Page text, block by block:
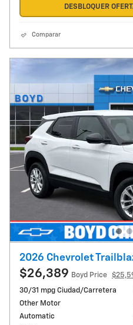
DESBLOQUER
Comparar
2026 Chevrolet
$26,389 Boyd Price
30/31 mpg Ciudad/Carretera
Other Motor
Automatic